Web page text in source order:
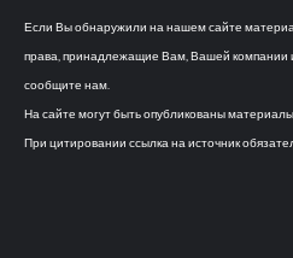
Если Вы обнаружили на нашем сайте
права, принадлежащие Вам, Вашей компании
сообщите нам.
На сайте могут быть опубликованы
При цитировании ссылка на источник